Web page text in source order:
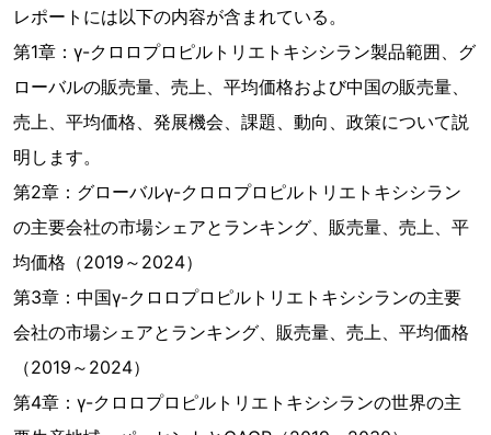
レポートには以下の内容が含まれている。
第1章：γ-クロロプロピルトリエトキシシラン製品範囲、グ
ローバルの販売量、売上、平均価格および中国の販売量、
売上、平均価格、発展機会、課題、動向、政策について説
明します。
第2章：グローバルγ-クロロプロピルトリエトキシシラン
の主要会社の市場シェアとランキング、販売量、売上、平
均価格（2019～2024）
第3章：中国γ-クロロプロピルトリエトキシシランの主要
会社の市場シェアとランキング、販売量、売上、平均価格
（2019～2024）
第4章：γ-クロロプロピルトリエトキシシランの世界の主